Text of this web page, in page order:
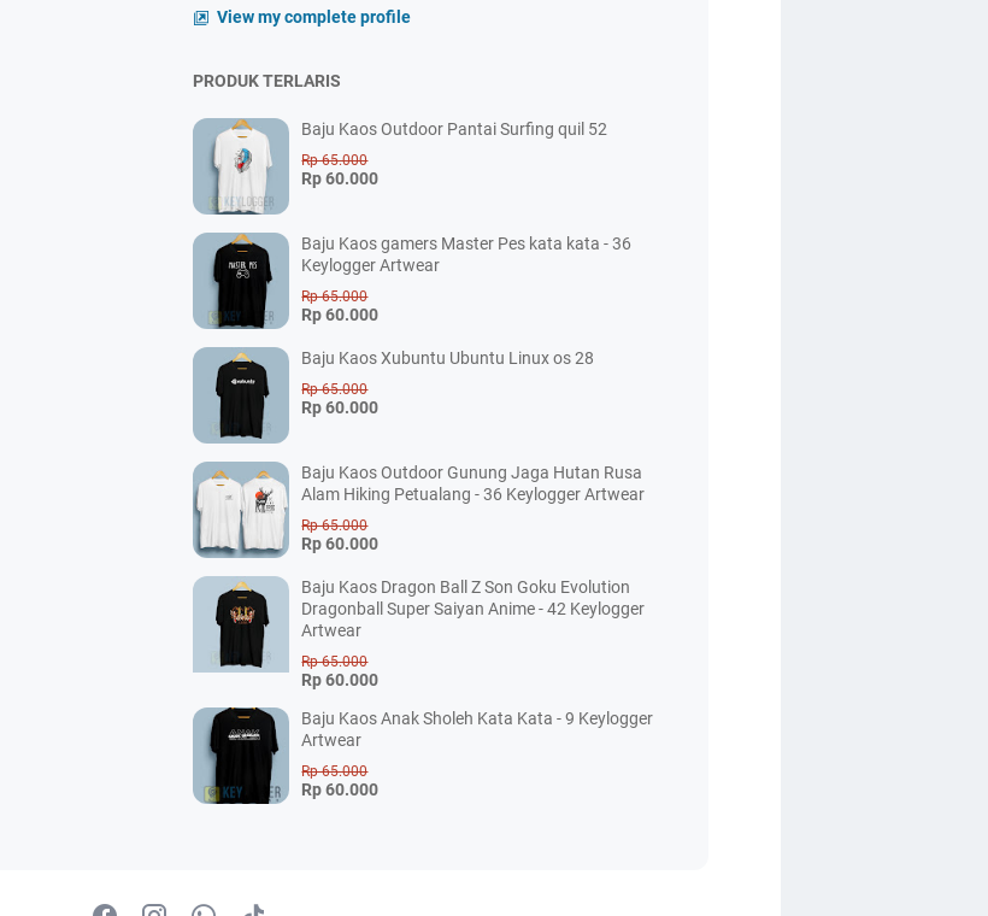
View my complete profile
PRODUK TERLARIS
Baju Kaos Outdoor Pantai Surfing quil 52
Rp 65.000
Rp 60.000
Baju Kaos gamers Master Pes kata kata - 36
Keylogger Artwear
Rp 65.000
Rp 60.000
Baju Kaos Xubuntu Ubuntu Linux os 28
Rp 65.000
Rp 60.000
Baju Kaos Outdoor Gunung Jaga Hutan Rusa
Alam Hiking Petualang - 36 Keylogger Artwear
Rp 65.000
Rp 60.000
Baju Kaos Dragon Ball Z Son Goku Evolution
Dragonball Super Saiyan Anime - 42 Keylogger
Artwear
Rp 65.000
Rp 60.000
Baju Kaos Anak Sholeh Kata Kata - 9 Keylogger
Artwear
Rp 65.000
Rp 60.000